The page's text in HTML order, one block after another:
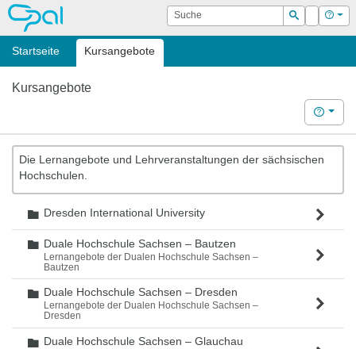
OPAL Suche
Suchen
Login Hilfe
Startseite Kursangebote
Kursangebote
Hilfe
Die Lernangebote und Lehrveranstaltungen der sächsischen
Hochschulen.
Ordner
Dresden International University
Ordner
Duale Hochschule Sachsen – Bautzen
Lernangebote der Dualen Hochschule Sachsen –
Bautzen
Ordner
Duale Hochschule Sachsen – Dresden
Lernangebote der Dualen Hochschule Sachsen –
Dresden
Ordner
Duale Hochschule Sachsen – Glauchau